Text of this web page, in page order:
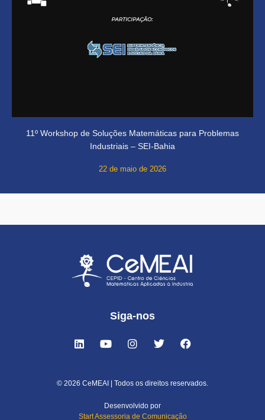
11º Workshop de Soluções Matemáticas para Problemas
Industriais – SEI-Bahia
22 de maio de 2026
Siga-nos
© 2026 CeMEAI | Todos os direitos reservados.
Desenvolvido por
Start Assessoria de Comunicação